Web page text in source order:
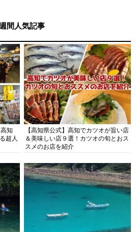
間人気記事
知
超人
【高知県公式】高知でカツオが旨い店
＆美味しい店９選！カツオの旬とおス
スメのお店を紹介